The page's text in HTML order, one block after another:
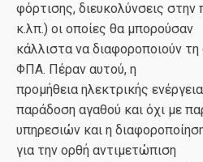
φόρτισης, διευκολύνσεις
κ.λπ.) οι οποίες θα μπορούσαν
κάλλιστα να διαφοροποιούν
ΦΠΑ. Πέραν αυτού, η
προμήθεια ηλεκτρικής
παράδοση αγαθού και όχι με
υπηρεσιών και η
για την ορθή αντιμετώπιση